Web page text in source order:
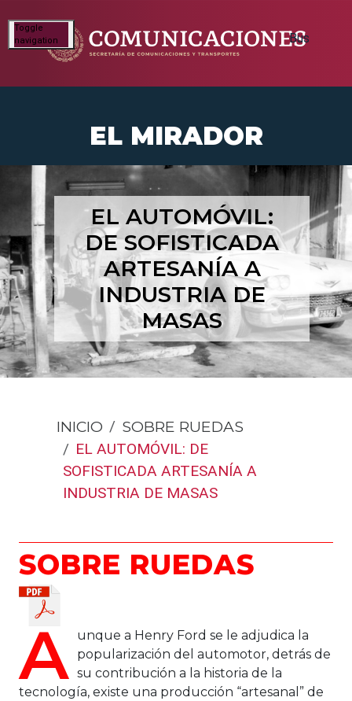
Toggle
navigation
EL MIRADOR
EL AUTOMÓVIL:
DE SOFISTICADA
ARTESANÍA A
INDUSTRIA DE
MASAS
INICIO SOBRE RUEDAS
EL AUTOMÓVIL: DE
SOFISTICADA ARTESANÍA A
INDUSTRIA DE MASAS
SOBRE RUEDAS
A unque a Henry Ford se le adjudica la
popularización del automotor, detrás de
su contribución a la historia de la
tecnología, existe una producción “artesanal” de